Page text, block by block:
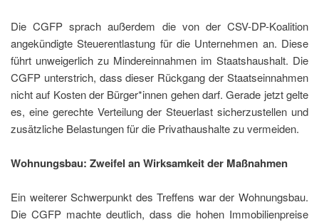
Die CGFP sprach außerdem die von der CSV-DP-Koalition
angekündigte Steuerentlastung für die Unternehmen an. Diese
führt unweigerlich zu Mindereinnahmen im Staatshaushalt. Die
CGFP unterstrich, dass dieser Rückgang der Staatseinnahmen
nicht auf Kosten der Bürger*innen gehen darf. Gerade jetzt gelte
es, eine gerechte Verteilung der Steuerlast sicherzustellen und
zusätzliche Belastungen für die Privathaushalte zu vermeiden.
Wohnungsbau: Zweifel an Wirksamkeit der Maßnahmen
Ein weiterer Schwerpunkt des Treffens war der Wohnungsbau.
Die CGFP machte deutlich, dass die hohen Immobilienpreise